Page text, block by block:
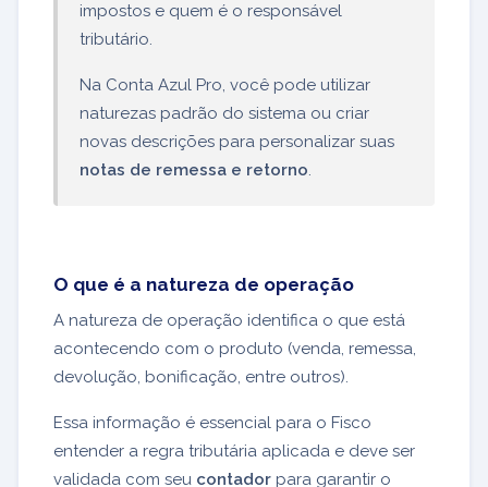
impostos e quem é o responsável
tributário.
Na Conta Azul Pro, você pode utilizar
naturezas padrão do sistema ou criar
novas descrições para personalizar suas
notas de remessa e retorno.
O que é a natureza de operação
A natureza de operação identifica o que está
acontecendo com o produto (venda, remessa,
devolução, bonificação, entre outros).
Essa informação é essencial para o Fisco
entender a regra tributária aplicada e deve ser
validada com seu contador para garantir o